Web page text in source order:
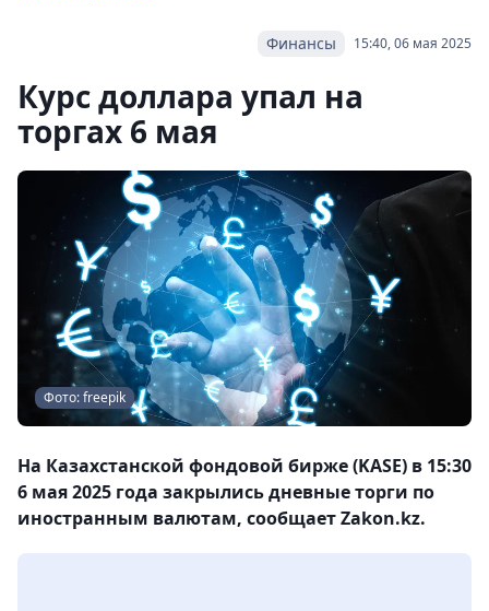
15:40, 06 мая 2025
Финансы
Курс доллара упал на
торгах 6 мая
Фото: freepik
На Казахстанской фондовой бирже (KASE) в 15:30
6 мая 2025 года закрылись дневные торги по
иностранным валютам, сообщает Zakon.kz.